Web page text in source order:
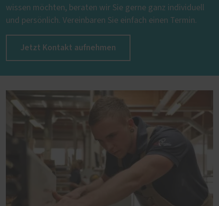
wissen möchten, beraten wir Sie gerne ganz individuell
und persönlich. Vereinbaren Sie einfach einen Termin.
Jetzt Kontakt aufnehmen